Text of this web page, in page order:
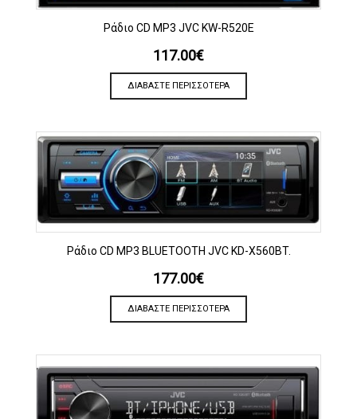
Ράδιο CD MP3 JVC KW-R520E
117.00€
ΔΙΑΒΆΣΤΕ ΠΕΡΙΣΣΌΤΕΡΑ
Ράδιο CD MP3 BLUETOOTH JVC KD-X560BT.
177.00€
ΔΙΑΒΆΣΤΕ ΠΕΡΙΣΣΌΤΕΡΑ